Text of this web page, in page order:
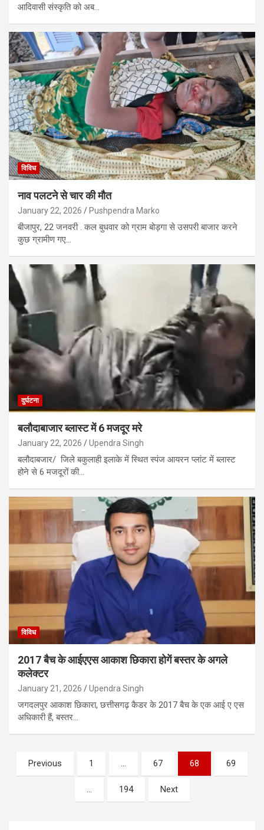
आदिवासी संस्कृति को अब…
विविध
नाव पलटने से चार की मौत
January 22, 2026 Pushpendra Marko
बीजापुर, 22 जनवरी . कल बुधवार को ग्राम बोड़गा से उसपरी बाजार करने
कुछ ग्रामीण गए…
दुर्घटना
बलौदाबाजार ब्लास्ट में 6 मजदूर मरे
January 22, 2026 Upendra Singh
बलौदाबजार/ जिले बकुलाही इलाके में स्थित स्पंज आयरन प्लांट में ब्लास्ट
होने से 6 मजदूरों की…
विविध
2017 बैच के आईएएस आकाश छिकारा होगें बस्तर के अगले
कलेक्टर
January 21, 2026 Upendra Singh
जगदलपुर आकाश छिकारा, छत्तीसगढ़ कैडर के 2017 बैच के एक आई ए एस
अधिकारी हैं, बस्तर…
Posts
pagination
Previous 1 … 67 68 69
… 194 Next